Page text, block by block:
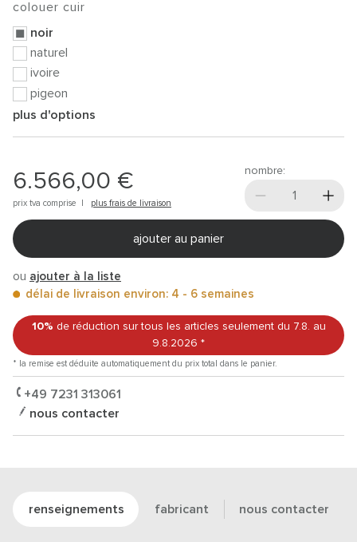
colouer cuir
noir
naturel
ivoire
pigeon
plus d'options
6.566,00 €
prix tva comprise | plus frais de livraison
nombre:
ajouter au panier
ou ajouter à la liste
délai de livraison environ: 4 - 6 semaines
10% de réduction sur tous les articles seulement du 7.8. au
9.8.2026 *
* la remise est déduite automatiquement du prix total dans le panier.
+49 7231 313061
nous contacter
renseignements fabricant nous contacter